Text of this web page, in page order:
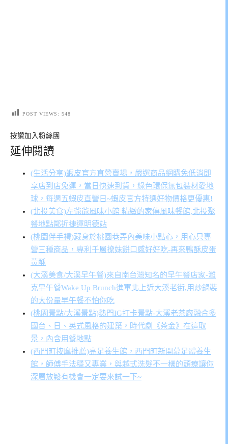
POST VIEWS: 548
按讚加入粉絲團
延伸閱讀
(生活分享)蝦皮官方直營賣場，嚴選商品網購免低消即
享店到店免運，當日快速到貨，綠色環保無包裝材愛地
球，每週五蝦皮直營日~蝦皮官方特選好物價格更優惠!
(北投美食)左爺爺風味小館 精緻的家傳風味餐館,北投聚
餐地點鄰近捷運明德站
(桃園伴手禮)藏身於桃園巷弄內美味小點心，用心只專
營三種商品，專利千層撩妹餅口感好好吃-再來鴨酥皮蛋
黃酥
(大溪美食/大溪早午餐)來自南台灣知名的早午餐店家-濰
克早午餐Wake Up Brunch進軍北上近大溪老街,用炒鍋裝
的大份量早午餐不怕你吃
(桃園景點/大溪景點)熱門IG打卡景點-大溪老茶廠融合多
國台、日、英式風格的建築，時代劇《茶金》在這取
景，內含用餐地點
(西門町按摩推薦)亮足養生館，西門町新開幕足體養生
館，師傅手法穩又專業，與越式洗髮不一樣的頭療讓你
深層放鬆有機會一定要來試一下~